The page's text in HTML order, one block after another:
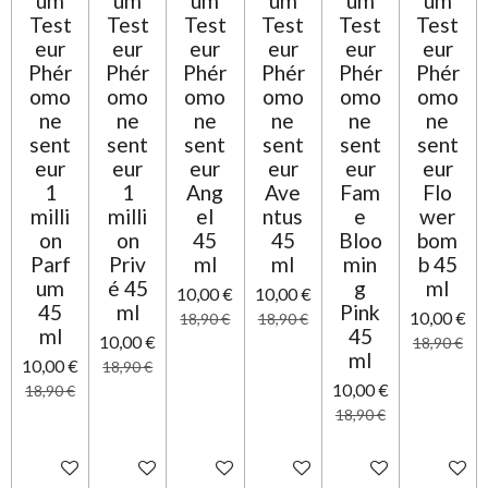
Test
eur
Phér
omo
ne
sent
eur
1
milli
on
Parf
um
45
ml
10,00 €
18,90 €
Ajouter au panier
Test
eur
Phér
omo
ne
sent
eur
1
milli
on
Priv
é 45
ml
10,00 €
18,90 €
Ajouter au panier
Test
eur
Phér
omo
ne
sent
eur
Ang
el
45
ml
10,00 €
18,90 €
Ajouter au panier
Test
eur
Phér
omo
ne
sent
eur
Ave
ntus
45
ml
10,00 €
18,90 €
Ajouter au panier
Test
eur
Phér
omo
ne
sent
eur
Fam
e
Bloo
min
g
Pink
45
ml
10,00 €
18,90 €
Ajouter au panier
Test
eur
Phér
omo
ne
sent
eur
Flo
wer
bom
b 45
ml
10,00 €
18,90 €
Ajouter